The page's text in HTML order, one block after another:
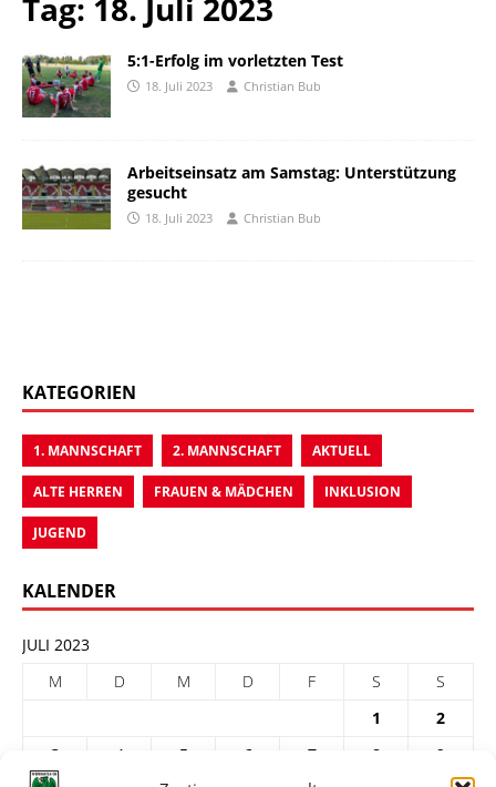
Tag: 18. Juli 2023
5:1-Erfolg im vorletzten Test
18. Juli 2023 Christian Bub
Arbeitseinsatz am Samstag: Unterstützung
gesucht
18. Juli 2023 Christian Bub
KATEGORIEN
1. MANNSCHAFT 2. MANNSCHAFT AKTUELL
ALTE HERREN FRAUEN & MÄDCHEN INKLUSION
JUGEND
KALENDER
JULI 2023
M
D M D F S
S
1
2
3
4 5 6 7 8
9